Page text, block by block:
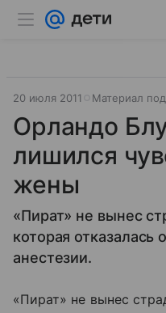
20 июля 2011 Материал
Орландо
лишился
жены
«Пират» не вынес
которая отказалась
анестезии.
«Пират» не вынес